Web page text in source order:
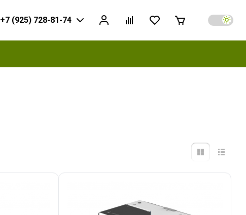
+7 (925) 728-81-74